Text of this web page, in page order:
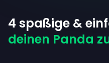
4 spaßige &
deinen Panda